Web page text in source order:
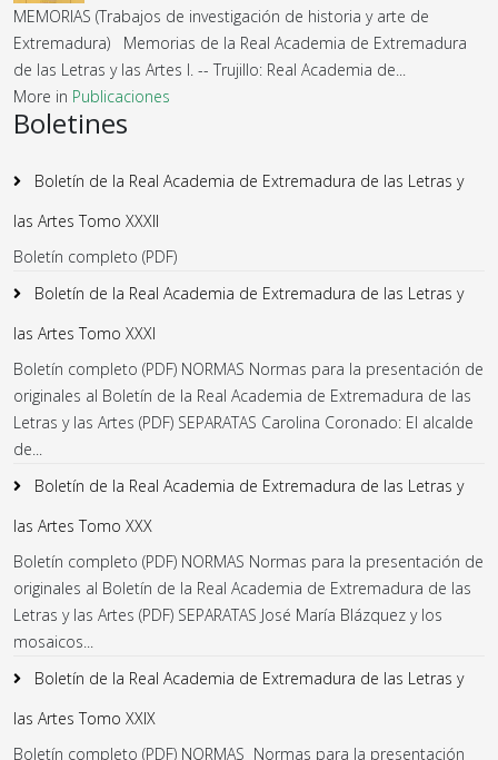
MEMORIAS (Trabajos de investigación de historia y arte de
Extremadura) Memorias de la Real Academia de Extremadura
de las Letras y las Artes I. -- Trujillo: Real Academia de...
More in Publicaciones
Boletines
Boletín de la Real Academia de Extremadura de las Letras y
las Artes Tomo XXXII
Boletín completo (PDF)
Boletín de la Real Academia de Extremadura de las Letras y
las Artes Tomo XXXI
Boletín completo (PDF) NORMAS Normas para la presentación de
originales al Boletín de la Real Academia de Extremadura de las
Letras y las Artes (PDF) SEPARATAS Carolina Coronado: El alcalde
de...
Boletín de la Real Academia de Extremadura de las Letras y
las Artes Tomo XXX
Boletín completo (PDF) NORMAS Normas para la presentación de
originales al Boletín de la Real Academia de Extremadura de las
Letras y las Artes (PDF) SEPARATAS José María Blázquez y los
mosaicos...
Boletín de la Real Academia de Extremadura de las Letras y
las Artes Tomo XXIX
Boletín completo (PDF) NORMAS Normas para la presentación